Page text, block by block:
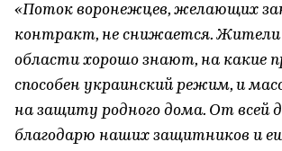
«Поток воронежцев, желающих
контракт, не снижается.
области хорошо знают, на какие
способен украинский режим, и
на защиту родного дома. От всей
благодарю наших защитников и